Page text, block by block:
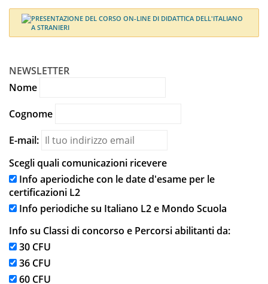
NEWSLETTER
Nome
Cognome
E-mail:
Scegli quali comunicazioni ricevere
Info aperiodiche con le date d'esame per le
certificazioni L2
Info periodiche su Italiano L2 e Mondo Scuola
Info su Classi di concorso e Percorsi abilitanti da:
30 CFU
36 CFU
60 CFU